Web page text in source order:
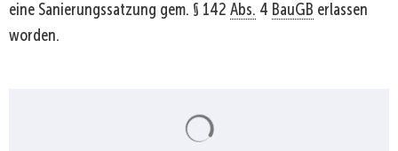
eine Sanierungssatzung gem. § 142 Abs. 4 BauGB erlassen
worden.